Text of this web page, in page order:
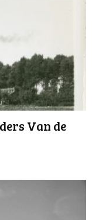
Van de